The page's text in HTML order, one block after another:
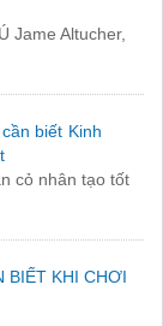
Jame Altucher,
Kinh
cỏ nhân tạo tốt
BIẾT KHI CHƠI